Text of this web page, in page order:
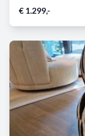
€ 1.299,-